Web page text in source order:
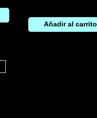
Añadir al carrito